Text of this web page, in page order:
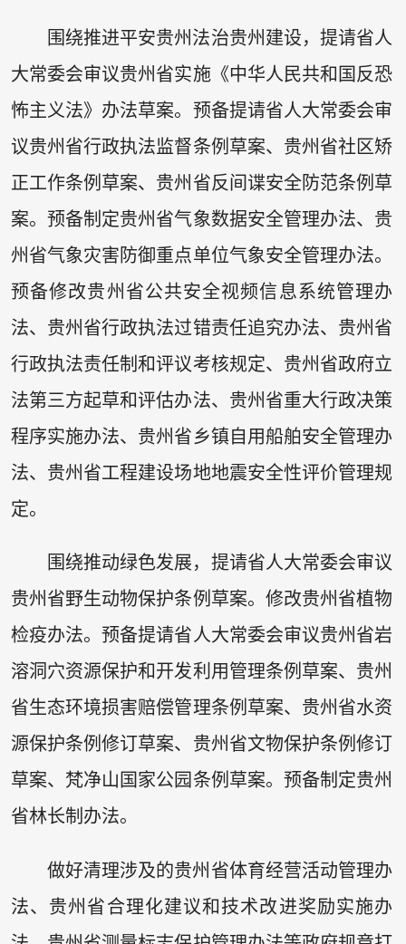
围绕推进平安贵州法治贵州建设，提请省人
大常委会审议贵州省实施《中华人民共和国反恐
怖主义法》办法草案。预备提请省人大常委会审
议贵州省行政执法监督条例草案、贵州省社区矫
正工作条例草案、贵州省反间谍安全防范条例草
案。预备制定贵州省气象数据安全管理办法、贵
州省气象灾害防御重点单位气象安全管理办法。
预备修改贵州省公共安全视频信息系统管理办
法、贵州省行政执法过错责任追究办法、贵州省
行政执法责任制和评议考核规定、贵州省政府立
法第三方起草和评估办法、贵州省重大行政决策
程序实施办法、贵州省乡镇自用船舶安全管理办
法、贵州省工程建设场地地震安全性评价管理规
定。
围绕推动绿色发展，提请省人大常委会审议
贵州省野生动物保护条例草案。修改贵州省植物
检疫办法。预备提请省人大常委会审议贵州省岩
溶洞穴资源保护和开发利用管理条例草案、贵州
省生态环境损害赔偿管理条例草案、贵州省水资
源保护条例修订草案、贵州省文物保护条例修订
草案、梵净山国家公园条例草案。预备制定贵州
省林长制办法。
做好清理涉及的贵州省体育经营活动管理办
法、贵州省合理化建议和技术改进奖励实施办